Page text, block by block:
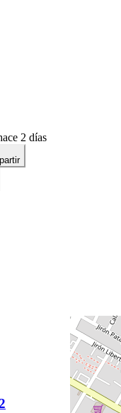
2 días